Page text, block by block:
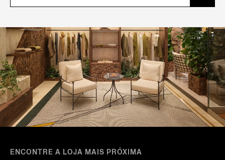
ENCONTRE A LOJA MAIS PRÓXIMA